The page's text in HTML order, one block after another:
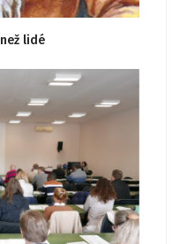
lidé